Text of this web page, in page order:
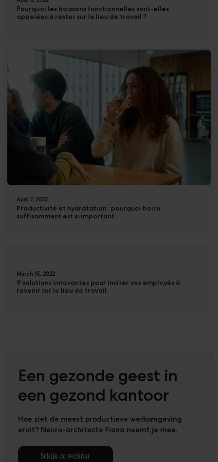
Pourquoi les boissons fonctionnelles sont-elles
appelées à rester sur le lieu de travail ?
April 7, 2022
Productivité et hydratation : pourquoi boire
suffisamment est si important
March 15, 2022
9 solutions innovantes pour inciter vos employés à
revenir sur le lieu de travail
Een gezonde geest in
een gezond kantoor
Hoe ziet de meest productieve werkomgeving
eruit? Neuro-architecte Fiona neemt je mee.
Bekijk de webinar